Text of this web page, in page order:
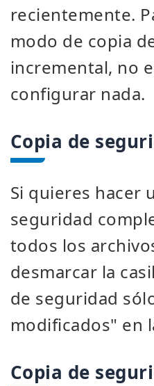
recientemente.
modo de copia
incremental, no
configurar nada.
Copia de
Si quieres hacer
seguridad
todos los
desmarcar la
de seguridad
modificados" en
Copia de